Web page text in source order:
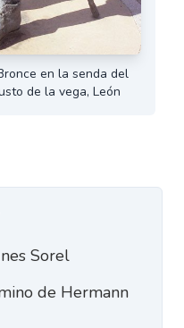
en la senda del
de la vega, León
Sorel
de Hermann